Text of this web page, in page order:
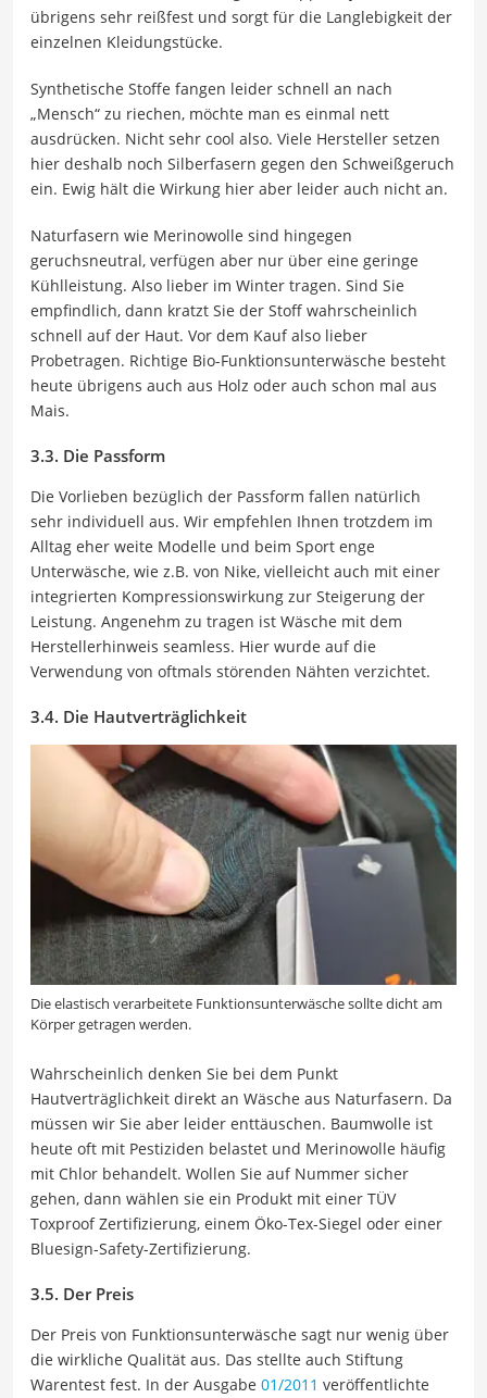
übrigens sehr reißfest und sorgt für die Langlebigkeit der
einzelnen Kleidungstücke.
Synthetische Stoffe fangen leider schnell an nach
„Mensch“ zu riechen, möchte man es einmal nett
ausdrücken. Nicht sehr cool also. Viele Hersteller setzen
hier deshalb noch Silberfasern gegen den Schweißgeruch
ein. Ewig hält die Wirkung hier aber leider auch nicht an.
Naturfasern wie Merinowolle sind hingegen
geruchsneutral, verfügen aber nur über eine geringe
Kühlleistung. Also lieber im Winter tragen. Sind Sie
empfindlich, dann kratzt Sie der Stoff wahrscheinlich
schnell auf der Haut. Vor dem Kauf also lieber
Probetragen. Richtige Bio-Funktionsunterwäsche besteht
heute übrigens auch aus Holz oder auch schon mal aus
Mais.
3.3. Die Passform
Die Vorlieben bezüglich der Passform fallen natürlich
sehr individuell aus. Wir empfehlen Ihnen trotzdem im
Alltag eher weite Modelle und beim Sport enge
Unterwäsche, wie z.B. von Nike, vielleicht auch mit einer
integrierten Kompressionswirkung zur Steigerung der
Leistung. Angenehm zu tragen ist Wäsche mit dem
Herstellerhinweis seamless. Hier wurde auf die
Verwendung von oftmals störenden Nähten verzichtet.
3.4. Die Hautverträglichkeit
Die elastisch verarbeitete Funktionsunterwäsche sollte dicht am
Körper getragen werden.
Wahrscheinlich denken Sie bei dem Punkt
Hautverträglichkeit direkt an Wäsche aus Naturfasern. Da
müssen wir Sie aber leider enttäuschen. Baumwolle ist
heute oft mit Pestiziden belastet und Merinowolle häufig
mit Chlor behandelt. Wollen Sie auf Nummer sicher
gehen, dann wählen sie ein Produkt mit einer TÜV
Toxproof Zertifizierung, einem Öko-Tex-Siegel oder einer
Bluesign-Safety-Zertifizierung.
3.5. Der Preis
Der Preis von Funktionsunterwäsche sagt nur wenig über
die wirkliche Qualität aus. Das stellte auch Stiftung
Warentest fest. In der Ausgabe 01/2011 veröffentlichte